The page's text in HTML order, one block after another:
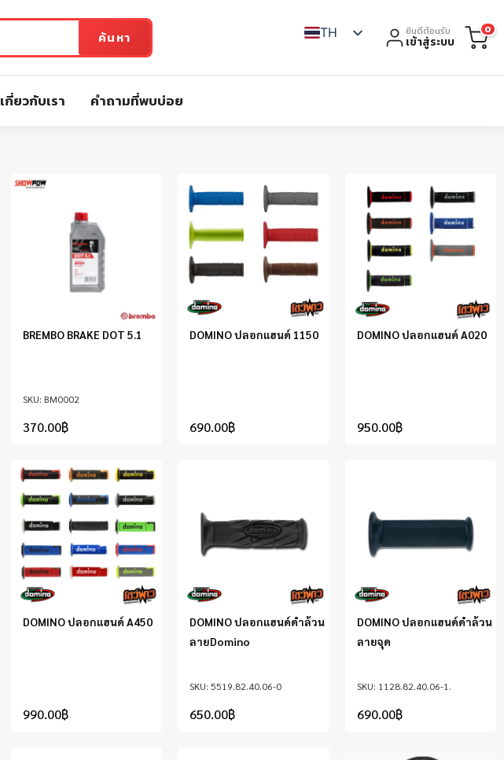
ค้นหา TH ยินดีต้อนรับ
เข้าสู่ระบบ
0
เกี่ยวกับเรา คำถามที่พบบ่อย
BM0002
BREMBO BRAKE DOT 5.1
370.00฿
DOMINO ปลอกแฮนด์ 1150
690.00฿
DOMINO ปลอกแฮนด์ A020
950.00฿
DOMINO ปลอกแฮนด์ A450
990.00฿
5519.82.40.06-0
DOMINO ปลอกแฮนด์ดำล้วน
ลายDomino
650.00฿
1128.82.40.06-1.
DOMINO ปลอกแฮนด์ดำล้วน
ลายจุด
690.00฿